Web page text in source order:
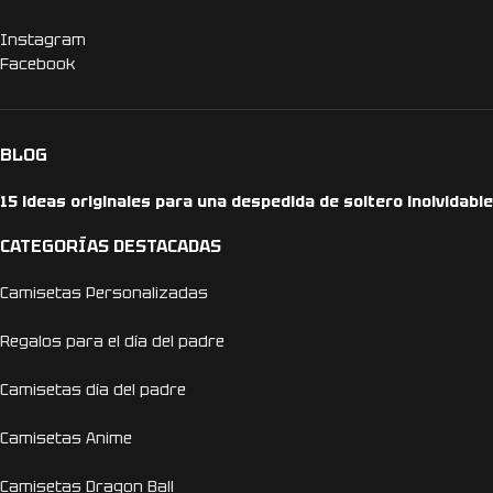
Instagram
Facebook
BLOG
15 ideas originales para una despedida de soltero inolvidable
CATEGORÍAS DESTACADAS
Camisetas Personalizadas
Regalos para el día del padre
Camisetas día del padre
Camisetas Anime
Camisetas Dragon Ball